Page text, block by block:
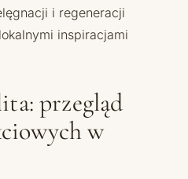
i regeneracji
inspiracjami
przegląd
w